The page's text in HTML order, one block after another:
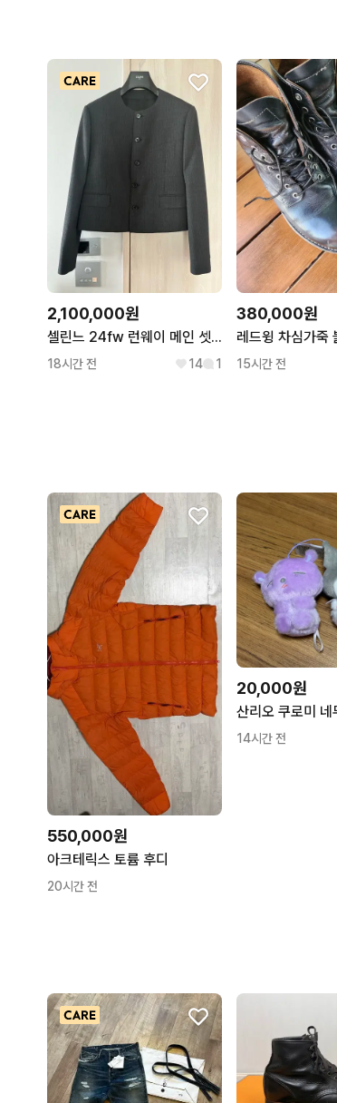
2,100,000원
셀린느 24fw 런웨이 메인 셋업 자켓
18시간 전 14 1
380,000원
15시간 전
550,000원
아크테릭스 토륨 후디
20시간 전
20,000원
14시간 전